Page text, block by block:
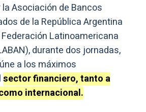
Asociación de Bancos
de la República Argentina
Federación Latinoamericana
durante dos jornadas,
a los máximos
sector financiero, tanto a
internacional.